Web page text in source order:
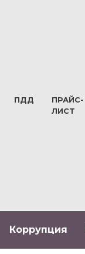
ПДД
ПРАЙС-
ЛИСТ
Коррупция